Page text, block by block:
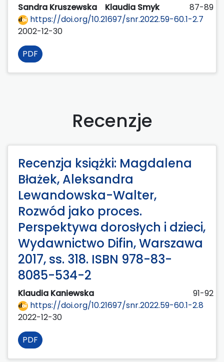
Sandra Kruszewska Klaudia Smyk
87-89
https://doi.org/10.21697/snr.2022.59-60.1-2.7
2002-12-30
PDF
Recenzje
Recenzja książki: Magdalena
Błażek, Aleksandra
Lewandowska-Walter,
Rozwód jako proces.
Perspektywa dorosłych i dzieci,
Wydawnictwo Difin, Warszawa
2017, ss. 318. ISBN 978-83-
8085-534-2
Klaudia Kaniewska
91-92
https://doi.org/10.21697/snr.2022.59-60.1-2.8
2022-12-30
PDF